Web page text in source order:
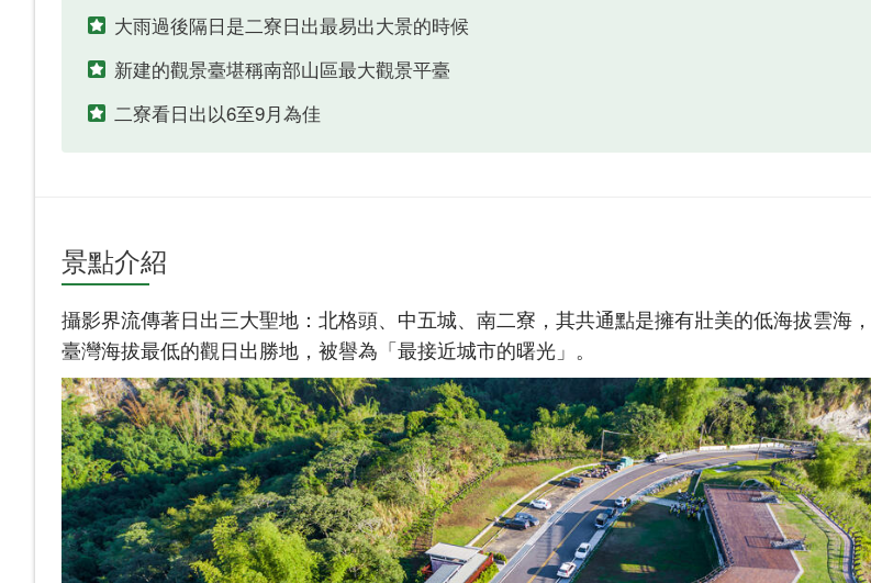
大雨過後隔日是二寮日出最易出大景的時候
新建的觀景臺堪稱南部山區最大觀景平臺
二寮看日出以6至9月為佳
景點介紹
攝影界流傳著日出三大聖地：北格頭、中五城、南二寮，其共通點是擁有壯美的低海拔雲海
臺灣海拔最低的觀日出勝地，被譽為「最接近城市的曙光」。